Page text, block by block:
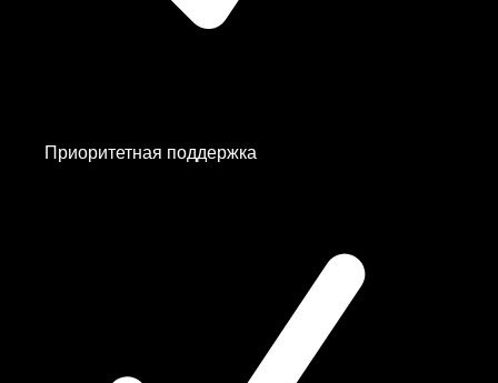
Приоритетная поддержка